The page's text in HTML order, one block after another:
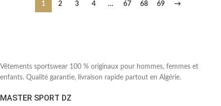
1 2 3 4 … 67 68 69 →
Vêtements sportswear 100 % originaux pour hommes, femmes et
enfants. Qualité garantie, livraison rapide partout en Algérie.
MASTER SPORT DZ